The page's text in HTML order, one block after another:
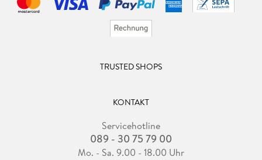
TRUSTED SHOPS
KONTAKT
Servicehotline
089 - 30 75 79 00
Mo. - Sa. 9.00 - 18.00 Uhr